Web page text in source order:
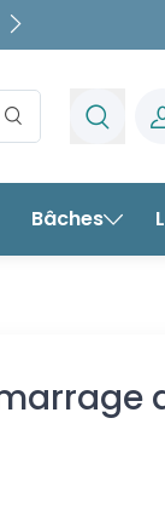
Bâches